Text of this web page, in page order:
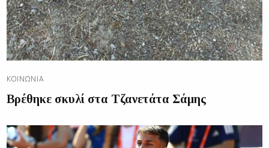
ΚΟΙΝΩΝΊΑ
Βρέθηκε σκυλί στα Τζανετάτα Σάμης